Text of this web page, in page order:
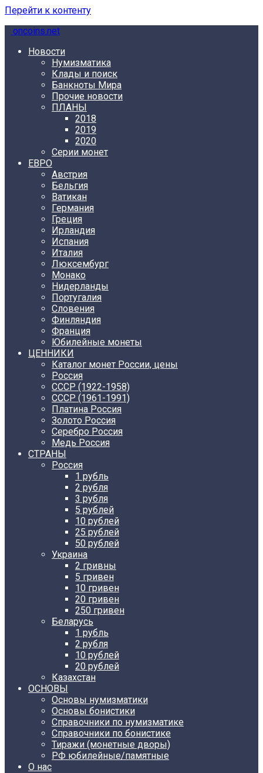
Перейти к контенту
oncoins.net
Новости
Нумизматика
Клады и поиск
Банкноты Мира
Прочие новости
ПЛАНЫ
2018
2019
2020
Серии монет
ЕВРО
Австрия
Бельгия
Ватикан
Германия
Греция
Ирландия
Испания
Италия
Люксембург
Монако
Нидерланды
Португалия
Словения
Финляндия
Франция
Юбилейные монеты
ЦЕННИКИ
Каталог монет России, цены
Россия
СССР (1922-1958)
CCCР (1961-1991)
Платина Россия
Золото Россия
Серебро Россия
Медь Россия
СТРАНЫ
Россия
1 рубль
2 рубля
3 рубля
5 рублей
10 рублей
25 рублей
50 рублей
Украина
2 гривны
5 гривен
10 гривен
20 гривен
250 гривен
Беларусь
1 рубль
2 рубля
10 рублей
20 рублей
Казахстан
ОСНОВЫ
Основы нумизматики
Основы бонистики
Справочники по нумизматике
Справочники по бонистике
Тиражи (монетные дворы)
РФ юбилейные/памятные
О нас